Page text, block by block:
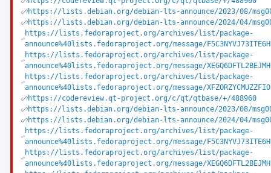
https://lists.debian.org/debian-lts-announce/2023/08/
https://lists.debian.org/debian-lts-announce/2024/04/
https://lists.fedoraproject.org/archives/list/package-
announce%40lists.fedoraproject.org/message/
https://lists.fedoraproject.org/archives/list/package-
announce%40lists.fedoraproject.org/message/
https://lists.fedoraproject.org/archives/list/package-
announce%40lists.fedoraproject.org/message/
https://codereview.qt-project.org/c/qt/qtbase/+/488960
https://lists.debian.org/debian-lts-announce/2023/08/
https://lists.debian.org/debian-lts-announce/2024/04/
https://lists.fedoraproject.org/archives/list/package-
announce%40lists.fedoraproject.org/message/
https://lists.fedoraproject.org/archives/list/package-
announce%40lists.fedoraproject.org/message/